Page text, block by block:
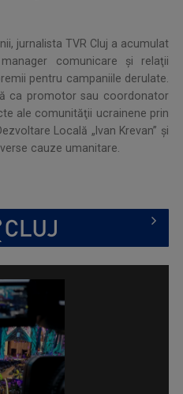
jurnalista TVR Cluj a acumulat
comunicare şi relaţii
pentru campaniile derulate.
ca promotor sau coordonator
ale comunităţii ucrainene prin
Locală „Ivan Krevan” şi
cauze umanitare.